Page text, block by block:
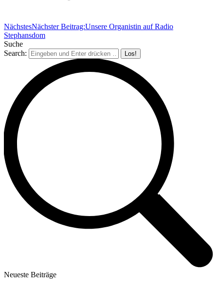
NächstesNächster Beitrag:Unsere Organistin auf Radio
Stephansdom
Suche
Search:
Neueste Beiträge